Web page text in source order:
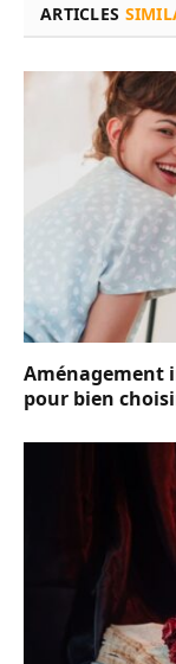
ARTICLES
Aménagement
pour bien